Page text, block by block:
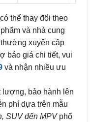
thể thay đổi theo
và nhà cung
xuyên cập
báo giá chi tiết, vui
và nhận nhiều ưu
lượng, bảo hành lên
phí dựa trên mẫu
SUV đến MPVphổ